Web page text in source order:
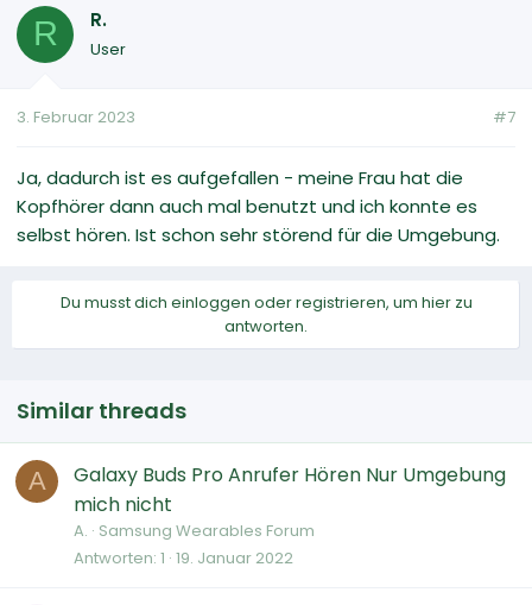
R R.
User
3. Februar 2023 #7
Ja, dadurch ist es aufgefallen - meine Frau hat die
Kopfhörer dann auch mal benutzt und ich konnte es
selbst hören. Ist schon sehr störend für die Umgebung.
Du musst dich einloggen oder registrieren, um hier zu
antworten.
Similar threads
A
Galaxy Buds Pro Anrufer Hören Nur Umgebung
mich nicht
A. Samsung Wearables Forum
Antworten 1 19. Januar 2022